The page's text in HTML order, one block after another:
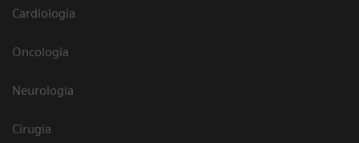
Cardiologia
Oncologia
Neurologia
Cirugia